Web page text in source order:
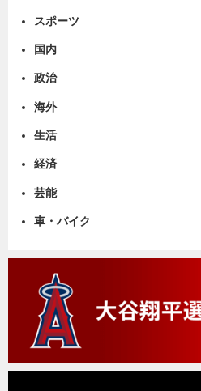
スポーツ
国内
政治
海外
生活
経済
芸能
車・バイク